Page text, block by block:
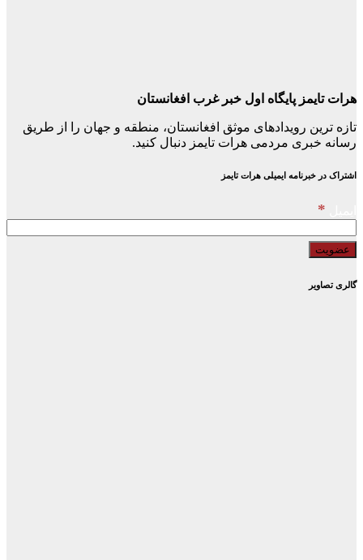
هرات تایمز پایگاه اول خبر غرب افغانستان
تازه ترین رویدادهای موثق افغانستان، منطقه و جهان را از طریق
رسانه خبری مردمی هرات تایمز دنبال کنید.
اشتراک در خبرنامه ایمیلی هرات تایمز
*
گالری تصاویر